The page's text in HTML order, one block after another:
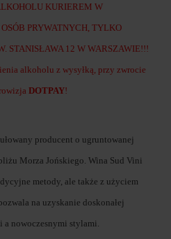
KURIEREM W
PRYWATNYCH, TYLKO
STANISŁAWA 12 W WARSZAWIE!!!
alkoholu z wysyłką, przy zwrocie
DOTPAY!
producent o ugruntowanej
Morza Jońskiego. Wina Sud Vini
metody, ale także z użyciem
na uzyskanie doskonałej
nowoczesnymi stylami.